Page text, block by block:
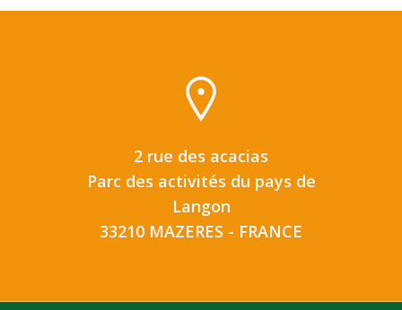
2 rue des acacias
Parc des activités du pays de
Langon
33210 MAZERES - FRANCE